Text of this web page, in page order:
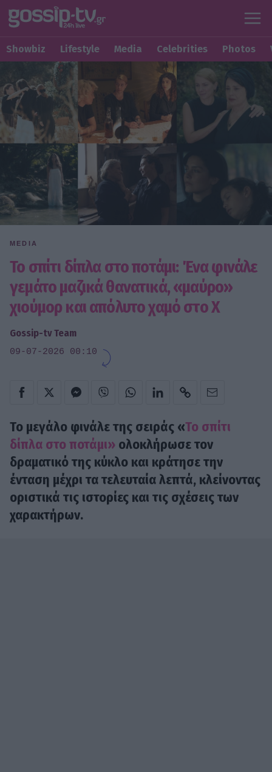
Showbiz Lifestyle Media Celebrities Photos
MEDIA
Το σπίτι δίπλα στο ποτάμι: Ένα φινάλε
γεμάτο μαζικά θανατικά, «μαύρο»
χιούμορ και απόλυτο χαμό στο X
Gossip-tv Team
09-07-2026 00:10
Το μεγάλο φινάλε της σειράς «Το σπίτι
δίπλα στο ποτάμι» ολοκλήρωσε τον
δραματικό της κύκλο και κράτησε την
ένταση μέχρι τα τελευταία λεπτά, κλείνοντας
οριστικά τις ιστορίες και τις σχέσεις των
χαρακτήρων.